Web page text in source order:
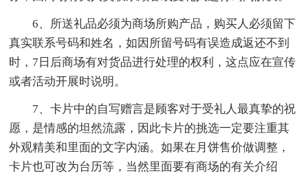
6、所送礼品必须为商场所购产品，购买人必须留下
真实联系号码和姓名，如因所留号码有误造成返还不到
时，7日后商场有对货品进行处理的权利，这点应在宣传
或者活动开展时说明。
7、卡片中的自写赠言是顾客对于受礼人最真挚的祝
愿，是情感的坦然流露，因此卡片的挑选一定要注重其
外观精美和里面的文字内涵。如果在月饼售价做调整，
卡片也可改为台历等，当然里面要有商场的有关介绍